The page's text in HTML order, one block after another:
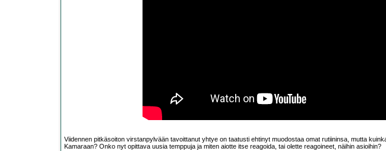
Viidennen pitkäsoiton virstanpylvään tavoittanut yhtye on taatusti ehtinyt muodostaa omat rutiininsa, mutta
Kamaraan? Onko nyt opittava uusia temppuja ja miten aiotte itse reagoida, tai olette reagoineet, näihin asioihin?